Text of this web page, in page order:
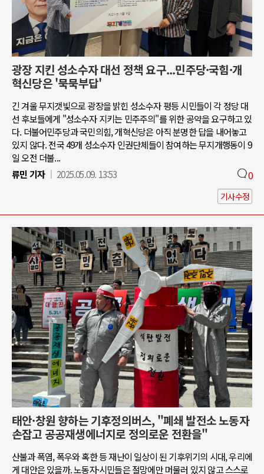
광장 지킨 성소수자 대선 정책 요구...민주당·국힘·개
혁신당은 '묵묵부답'
긴 겨울 무지갯빛으로 광장을 밝힌 성소수자 평등 시민들이 각 정당 대
선 후보들에게 "성소수자 지키는 민주주의"를 위한 공약을 요구하고 있
다. 더불어민주당과 국민의힘, 개혁신당은 아직 분명한 답을 내어놓고
있지 않다. 전국 49개 성소수자 인권단체들이 참여하는 무지개행동이 9
일 오전 더불...
류민 기자
2025.05.09. 13:53 0
기사수정
태안·창원 향하는 기후정의버스, "폐쇄 발전소 노동자
손잡고 공공재생에너지로 정의로운 전환을"
산불과 폭염, 폭우와 혹한 등 재난이 일상이 된 기후위기의 시대, 우리에
게 대안은 있을까. 노동자·시민들은 절망에만 머물러 있지 않고 스스로